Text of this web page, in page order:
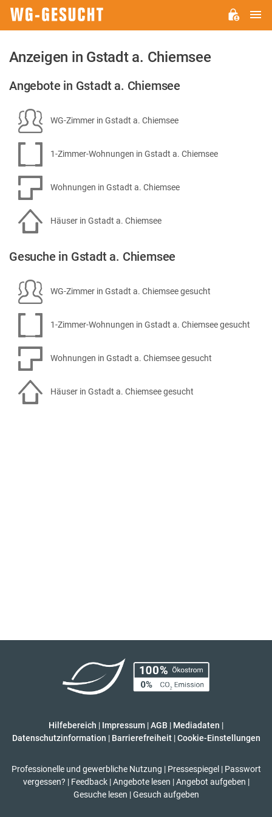
Anzeigen in Gstadt a. Chiemsee
Angebote in Gstadt a. Chiemsee
WG-Zimmer in Gstadt a. Chiemsee
1-Zimmer-Wohnungen in Gstadt a. Chiemsee
Wohnungen in Gstadt a. Chiemsee
Häuser in Gstadt a. Chiemsee
Gesuche in Gstadt a. Chiemsee
WG-Zimmer in Gstadt a. Chiemsee gesucht
1-Zimmer-Wohnungen in Gstadt a. Chiemsee gesucht
Wohnungen in Gstadt a. Chiemsee gesucht
Häuser in Gstadt a. Chiemsee gesucht
Hilfebereich | Impressum |AGB | Mediadaten |
Datenschutzinformation | Barrierefreiheit | Cookie-Einstellungen
Professionelle und gewerbliche Nutzung | Pressespiegel | Passwort
vergessen? | Feedback | Angebote lesen | Angebot aufgeben |
Gesuche lesen | Gesuch aufgeben